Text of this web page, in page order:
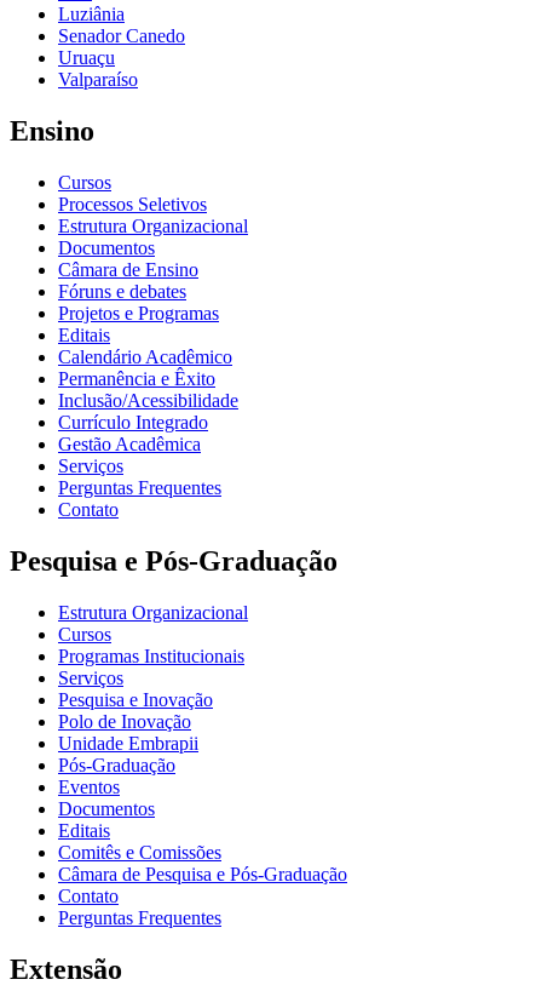
Luziânia
Senador Canedo
Uruaçu
Valparaíso
Ensino
Cursos
Processos Seletivos
Estrutura Organizacional
Documentos
Câmara de Ensino
Fóruns e debates
Projetos e Programas
Editais
Calendário Acadêmico
Permanência e Êxito
Inclusão/Acessibilidade
Currículo Integrado
Gestão Acadêmica
Serviços
Perguntas Frequentes
Contato
Pesquisa e Pós-Graduação
Estrutura Organizacional
Cursos
Programas Institucionais
Serviços
Pesquisa e Inovação
Polo de Inovação
Unidade Embrapii
Pós-Graduação
Eventos
Documentos
Editais
Comitês e Comissões
Câmara de Pesquisa e Pós-Graduação
Contato
Perguntas Frequentes
Extensão